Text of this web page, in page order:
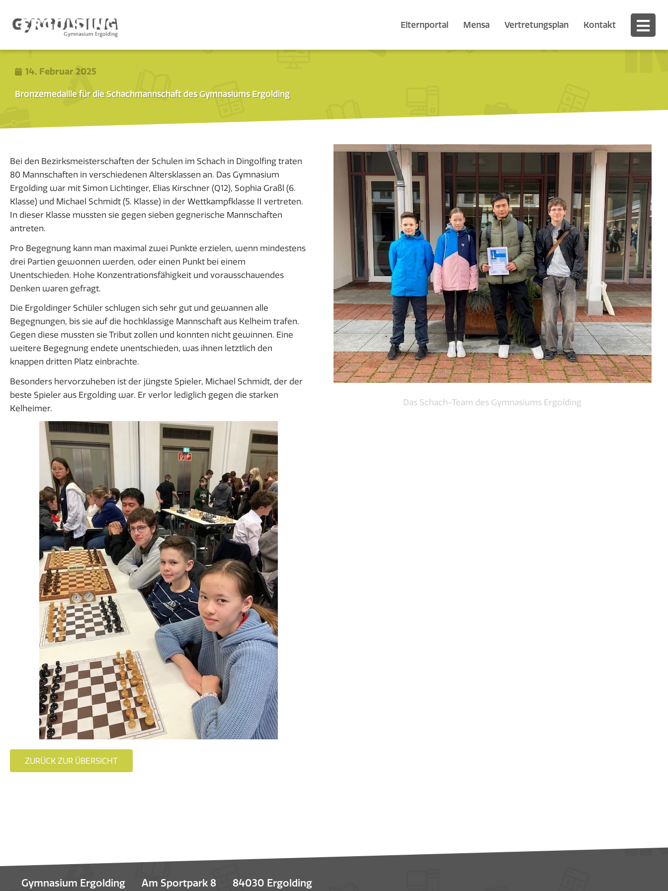
Elternportal Mensa Vertretungsplan Kontakt
14. Februar 2025
Bronzemedaille für die Schachmannschaft des Gymnasiums Ergolding
Bei den Bezirksmeisterschaften der Schulen im Schach in Dingolfing traten
80 Mannschaften in verschiedenen Altersklassen an. Das Gymnasium
Ergolding war mit Simon Lichtinger, Elias Kirschner (Q12), Sophia Graßl (6.
Klasse) und Michael Schmidt (5. Klasse) in der Wettkampfklasse II vertreten.
In dieser Klasse mussten sie gegen sieben gegnerische Mannschaften
antreten.
Pro Begegnung kann man maximal zwei Punkte erzielen, wenn mindestens
drei Partien gewonnen werden, oder einen Punkt bei einem
Unentschieden. Hohe Konzentrationsfähigkeit und vorausschauendes
Denken waren gefragt.
Die Ergoldinger Schüler schlugen sich sehr gut und gewannen alle
Begegnungen, bis sie auf die hochklassige Mannschaft aus Kelheim trafen.
Gegen diese mussten sie Tribut zollen und konnten nicht gewinnen. Eine
weitere Begegnung endete unentschieden, was ihnen letztlich den
knappen dritten Platz einbrachte.
Besonders hervorzuheben ist der jüngste Spieler, Michael Schmidt, der der
beste Spieler aus Ergolding war. Er verlor lediglich gegen die starken
Kelheimer.
ZURÜCK ZUR ÜBERSICHT
Das Schach-Team des Gymnasiums Ergolding
Gymnasium Ergolding Am Sportpark 8 84030 Ergolding